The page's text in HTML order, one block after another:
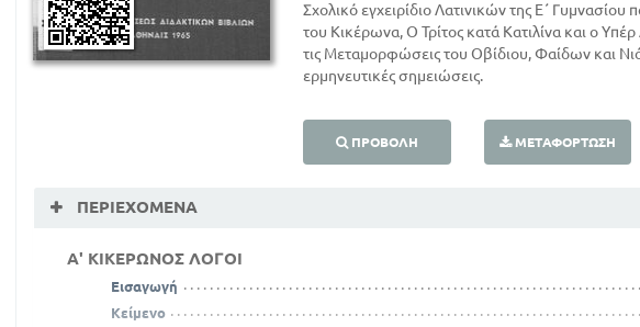
Σχολικό εγχειρίδιο Λατινικών της Ε΄ Γυμνασίου
του Κικέρωνα, Ο Τρίτος κατά Κατιλίνα και ο
τις Μεταμορφώσεις του Οβίδιου, Φαίδων και
ερμηνευτικές σημειώσεις.
ΠΡΟΒΟΛΉ ΜΕΤΑΦΌΡΤΩΣΗ
ΠΕΡΙΕΧΌΜΕΝΑ
Α' ΚΙΚΕΡΩΝΟΣ ΛΟΓΟΙ
Εισαγωγή
Κείμενο